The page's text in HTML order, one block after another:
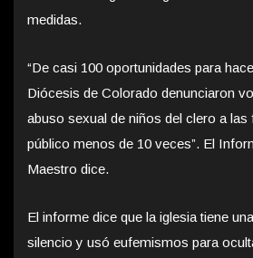
medidas.
“De casi 100 oportunidades para
Diócesis de Colorado denunciaron
abuso sexual de niños del clero a las
público menos de 10 veces”. El
Maestro dice.
El informe dice que la iglesia tiene
silencio y usó eufemismos para